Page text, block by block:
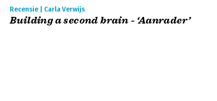
Recensie | Carla Verwijs
Building a second brain - ‘Aanrader’